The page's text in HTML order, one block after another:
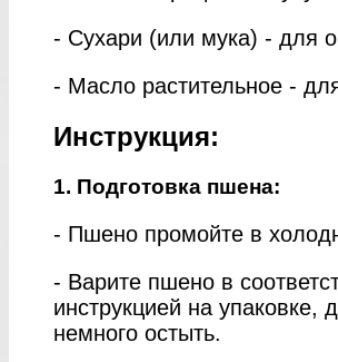
- Сухари (или мука) - для
- Масло растительное -
Инструкция:
1. Подготовка пшена:
- Пшено промойте в
- Варите пшено в
инструкцией на упаковке,
немного остыть.